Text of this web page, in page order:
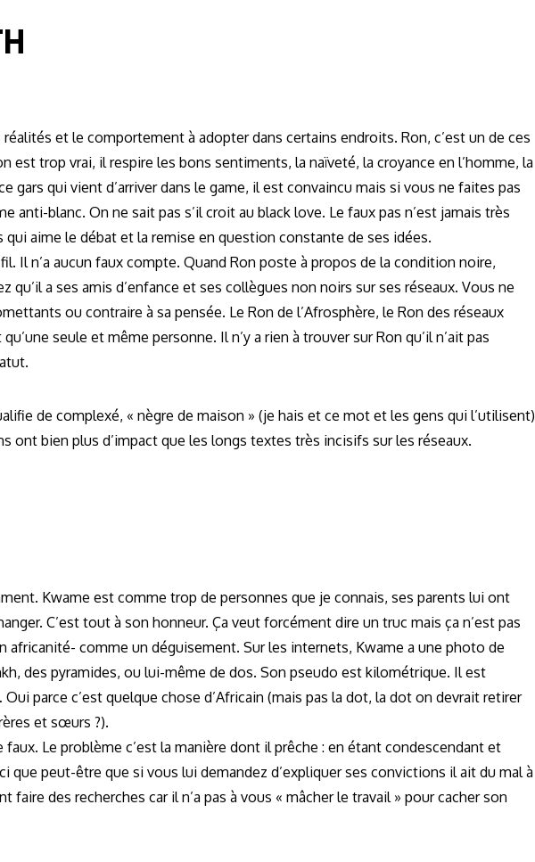
et le comportement à adopter dans certains endroits. Ron, c’est un de ces
est trop vrai, il respire les bons sentiments, la naïveté, la croyance en l’homme, la
gars qui vient d’arriver dans le game, il est convaincu mais si vous ne faites pas
anti-blanc. On ne sait pas s’il croit au black love. Le faux pas n’est jamais très
qui aime le débat et la remise en question constante de ses idées.
Il n’a aucun faux compte. Quand Ron poste à propos de la condition noire,
qu’il a ses amis d’enfance et ses collègues non noirs sur ses réseaux. Vous ne
ou contraire à sa pensée. Le Ron de l’Afrosphère, le Ron des réseaux
seule et même personne. Il n’y a rien à trouver sur Ron qu’il n’ait pas
de complexé, « nègre de maison » (je hais et ce mot et les gens qui l’utilisent)
ont bien plus d’impact que les longs textes très incisifs sur les réseaux.
Kwame est comme trop de personnes que je connais, ses parents lui ont
C’est tout à son honneur. Ça veut forcément dire un truc mais ça n’est pas
africanité- comme un déguisement. Sur les internets, Kwame a une photo de
des pyramides, ou lui-même de dos. Son pseudo est kilométrique. Il est
parce c’est quelque chose d’Africain (mais pas la dot, la dot on devrait retirer
et sœurs ?).
Le problème c’est la manière dont il prêche : en étant condescendant et
que peut-être que si vous lui demandez d’expliquer ses convictions il ait du mal à
des recherches car il n’a pas à vous « mâcher le travail » pour cacher son